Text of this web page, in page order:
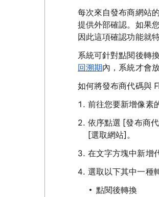
每次來自發布商網站
提供外部確認。如果
因此這項確認功能就特
系統可針對點閱後轉
回溯期內，系統才會
如何將發布商代碼與
前往您要新增像素
依序點選 [發布商
[選取網站] 。
在文字方塊中新增
選取以下其中一種
點閱後轉換